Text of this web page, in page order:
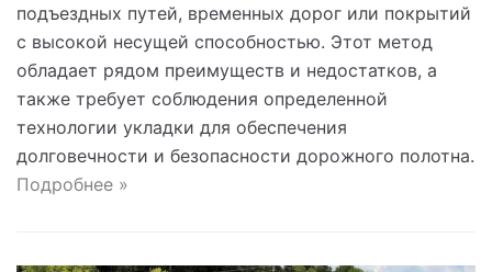
подъездных путей, временных дорог или покрытий
с высокой несущей способностью. Этот метод
обладает рядом преимуществ и недостатков, а
также требует соблюдения определенной
технологии укладки для обеспечения
долговечности и безопасности дорожного полотна.
Подробнее »